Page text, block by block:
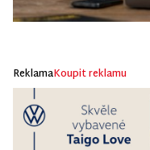
ReklamaKoupit reklamu